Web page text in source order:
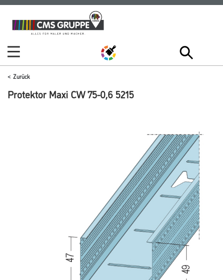
Zum
Inhalt
Zum
Navigationsmenü
Zurück
Protektor Maxi CW 75-0,6 5215